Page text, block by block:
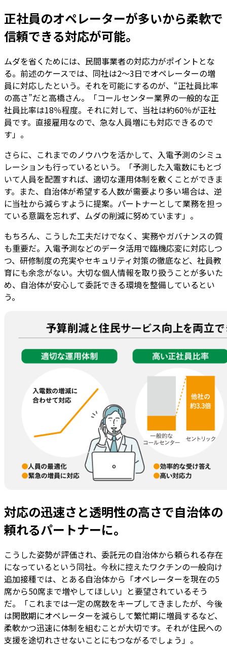
正社員のオペレーターが多いから柔軟で
信頼できる対応が可能。
ムダを省くためには、民間事業者の対応力がポイントとな
る。前述のケースでは、同社は2～3日でオペレーターの増
員に対応したという。それを可能にするのが、“正社員比率
の高さ”だと高橋さん。「コールセンター業界の一般的な正
社員比率は18％程度。それに対して、当社は約60％が正社
員です。直接雇用なので、急な人員増にも対応できるので
す」。
さらに、これまでのノウハウを活かして、入電予測のシミュ
レーションも行っているという。「予測した入電数にもとづ
いて人員を配置すれば、適切な運用体制を敷くことができま
す。また、自治体が希望する人数が需要より多い場合は、逆
に当社から減らすように提案。パートナーとして業務を担っ
ている意識を忘れず、ムダの削減に努めています」。
もちろん、こうした工夫だけでなく、実務やガバナンスの質
も重要だ。入電予測などのデータ活用で臨機応変に対応しつ
つ、研修制度の充実やセキュリティ対策の徹底など、社員教
育にも余念がない。大切な個人情報を取り扱うことが多いた
め、自治体が安心して委託できる環境を整備しているとい
う。
対応の迅速さと透明性の高さで自治体の
頼れるパートナーに。
こうした姿勢が評価され、委託元の自治体から頼られる存在
になっているという同社。今秋に控えたワクチンの一般向け
追加接種では、とある自治体から「オペレーターを現在の5
席から50席まで増やしてほしい」と要望されているそう
だ。「これまでは一定の席数をキープしてきましたが、今後
は閑散期にオペレーターを減らして繁忙期に増員するなど、
柔軟かつ迅速に体制を組むことが大切です。それが住民への
支援を途切れさせないことにもつながるでしょう」。